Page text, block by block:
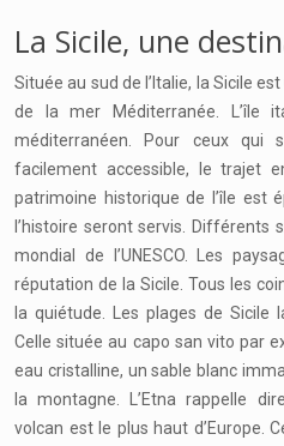
La Sicile, une
Située au sud de l’Italie, la Sicile
de la mer Méditerranée. L’île
méditerranéen. Pour ceux qui
facilement accessible, le trajet
patrimoine historique de l’île est
l’histoire seront servis. Différents
mondial de l’UNESCO. Les
réputation de la Sicile. Tous les
la quiétude. Les plages de Sicile
Celle située au capo san vito par
eau cristalline, un sable blanc
la montagne. L’Etna rappelle
volcan est le plus haut d’Europe.